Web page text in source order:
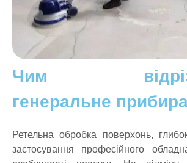
Чим
генеральне
Ретельна обробка поверхонь,
застосування професійного